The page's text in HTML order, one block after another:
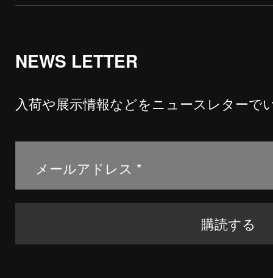
NEWS LETTER
入荷や展示情報などをニュースレターで